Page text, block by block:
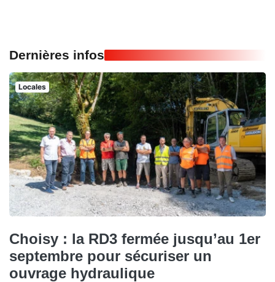
Dernières infos
Locales
Choisy : la RD3 fermée jusqu’au 1er
septembre pour sécuriser un
ouvrage hydraulique